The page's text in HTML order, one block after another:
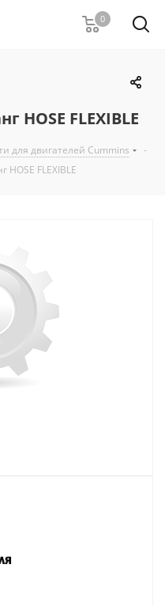
0
HOSE FLEXIBLE
для двигателей Cummins
-
FLEXIBLE